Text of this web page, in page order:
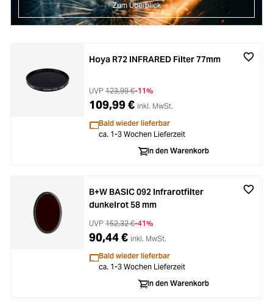
Zum Überblick
Hoya R72 INFRARED Filter 77mm
UVP 123,99 €-11%
109,99 € inkl. MwSt.
Bald wieder lieferbar
ca. 1-3 Wochen Lieferzeit
In den Warenkorb
B+W BASIC 092 Infrarotfilter
dunkelrot 58 mm
UVP 152,32 €-41%
90,44 € inkl. MwSt.
Bald wieder lieferbar
ca. 1-3 Wochen Lieferzeit
In den Warenkorb